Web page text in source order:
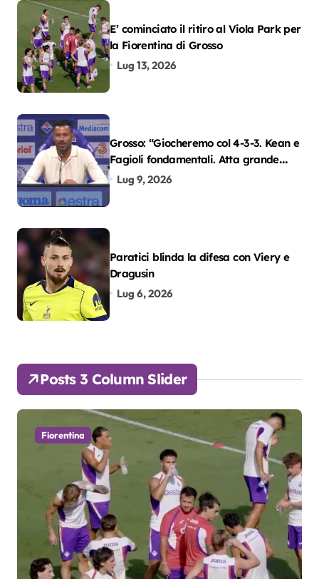
E’ cominciato il ritiro al Viola Park per
la Fiorentina di Grosso
Lug 13, 2026
Grosso: “Giocheremo col 4-3-3. Kean e
Fagioli fondamentali. Atta grande
colpo”
Lug 9, 2026
Paratici blinda la difesa con Viery e
Dragusin
Lug 6, 2026
Posts 3 Column Slider
Fiorentina